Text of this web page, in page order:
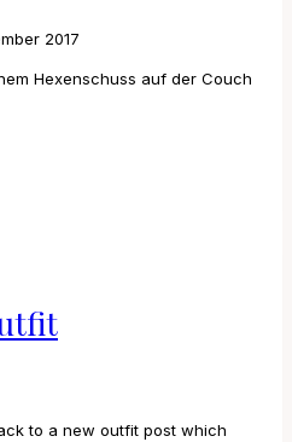
2017
Hexenschuss auf der Couch
to a new outfit post which